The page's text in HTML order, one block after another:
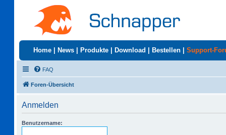
Home News Produkte Download Bestellen Support-
FAQ
Foren-Übersicht
Anmelden
Benutzername: